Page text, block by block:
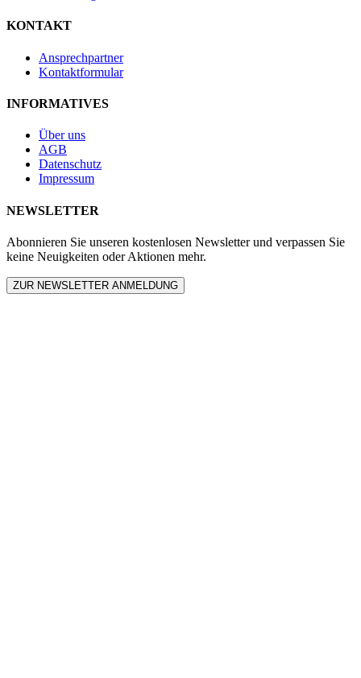
KONTAKT
Ansprechpartner
Kontaktformular
INFORMATIVES
Über uns
AGB
Datenschutz
Impressum
NEWSLETTER
Abonnieren Sie unseren kostenlosen Newsletter und verpassen Sie
keine Neuigkeiten oder Aktionen mehr.
ZUR NEWSLETTER ANMELDUNG